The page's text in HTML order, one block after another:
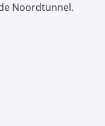
Noordtunnel.